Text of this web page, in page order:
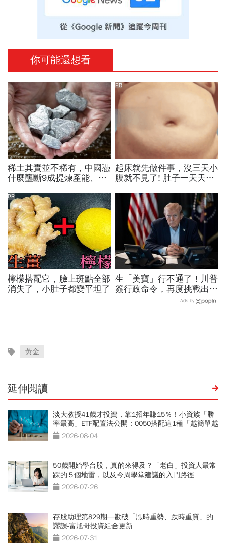
你可能還想看
稀土其實並不稀有，中國憑
什麼壟斷9成提煉產能、掐
美中角力下，台灣最該擔心
的事
起床就先做件事，沒三天小
腹就不見了! 肚子一天天變
PR
檸檬搭配它，臉上斑點全部
消失了，小肚子都變平坦了
PR
生「美寶」行不通了！川普
簽行政命令，再度挑戰出生
公民權、打擊生育旅遊：不
Ads by
黃金
延伸閱讀
淡大教授41歲才投資，靠1招年賺15％！小資族「勝
率最高」ETF配置法公開：0050搭配這1種「越簡單越
好賺」
2026-08-04
50歲開始學台股，真的來得及？「老白」投資人最常
踩的５個地雷，以及今周學堂建議的入門路徑
2026-07-26
存股助理第829期—勘破「漲時重勢、跌時重質」的
謬誤-富旭哥投資組合更新
2026-07-31